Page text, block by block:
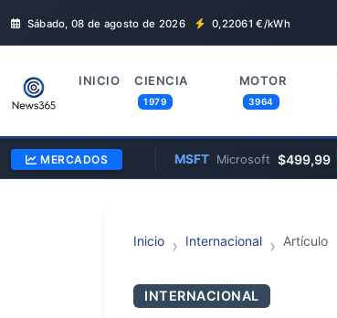
Sábado, 08 de agosto de 2026 0,22061 €/kWh
INICIO CIENCIA
1979
MOTOR
3964
MERCADOS
2.83% MSFT Microsoft $499,99
Inicio Internacional Artículo
INTERNACIONAL